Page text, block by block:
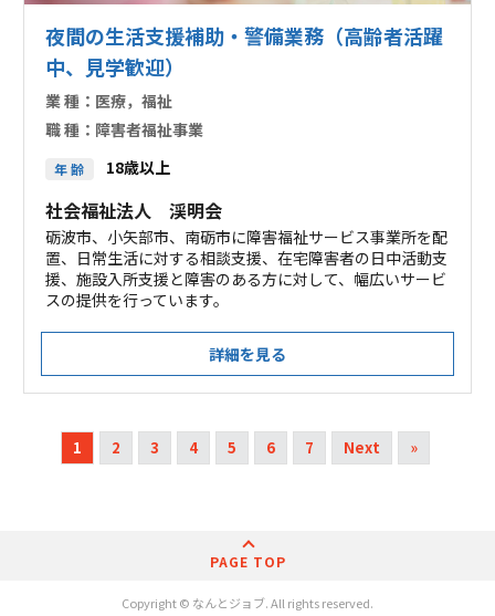
夜間の生活支援補助・警備業務（高齢者活躍
中、見学歓迎）
業 種： 医療，福祉
職 種： 障害者福祉事業
年 齢 18歳以上
社会福祉法人 渓明会
砺波市、小矢部市、南砺市に障害福祉サービス事業所を配
置、日常生活に対する相談支援、在宅障害者の日中活動支
援、施設入所支援と障害のある方に対して、幅広いサービ
スの提供を行っています。
詳細を見る
1 2 3 4 5 6 7 Next »
PAGE TOP
Copyright © なんとジョブ. All rights reserved.